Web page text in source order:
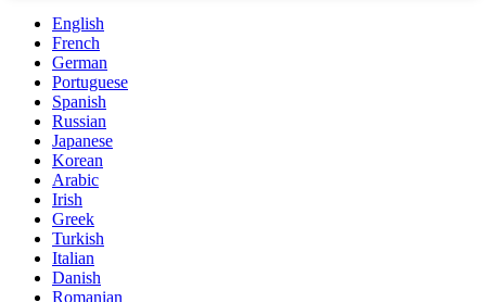
English
French
German
Portuguese
Spanish
Russian
Japanese
Korean
Arabic
Irish
Greek
Turkish
Italian
Danish
Romanian